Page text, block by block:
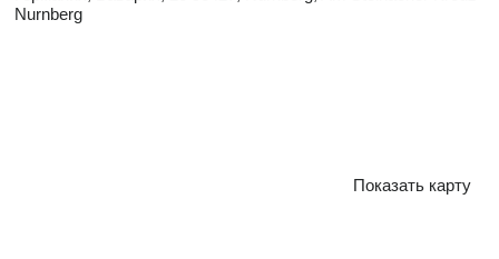
Nurnberg
Показать карту